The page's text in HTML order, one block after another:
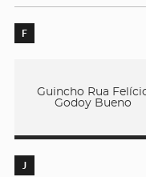
F
Guincho Rua
Godoy Bueno
J